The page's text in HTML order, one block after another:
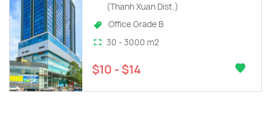
(Thanh Xuan Dist.)
Office Grade B
30 - 3000 m2
$10 - $14